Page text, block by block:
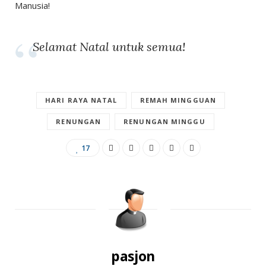
Manusia!
Selamat Natal untuk semua!
HARI RAYA NATAL REMAH MINGGUAN
RENUNGAN RENUNGAN MINGGU
17
pasjon